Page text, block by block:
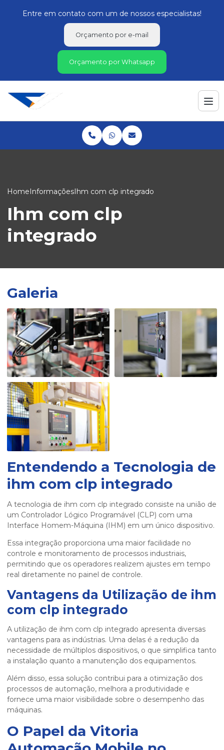
Entre em contato com um de nossos especialistas!
Orçamento por e-mail
Orçamento por Whatsapp
HomeInformaçõesIhm com clp integrado
Ihm com clp
integrado
Galeria
Entendendo a Tecnologia de
ihm com clp integrado
A tecnologia de ihm com clp integrado consiste na união de
um Controlador Lógico Programável (CLP) com uma
Interface Homem-Máquina (IHM) em um único dispositivo.
Essa integração proporciona uma maior facilidade no
controle e monitoramento de processos industriais,
permitindo que os operadores realizem ajustes em tempo
real diretamente no painel de controle.
Vantagens da Utilização de ihm
com clp integrado
A utilização de ihm com clp integrado apresenta diversas
vantagens para as indústrias. Uma delas é a redução da
necessidade de múltiplos dispositivos, o que simplifica tanto
a instalação quanto a manutenção dos equipamentos.
Além disso, essa solução contribui para a otimização dos
processos de automação, melhora a produtividade e
fornece uma maior visibilidade sobre o desempenho das
máquinas.
O Papel da Vitoria